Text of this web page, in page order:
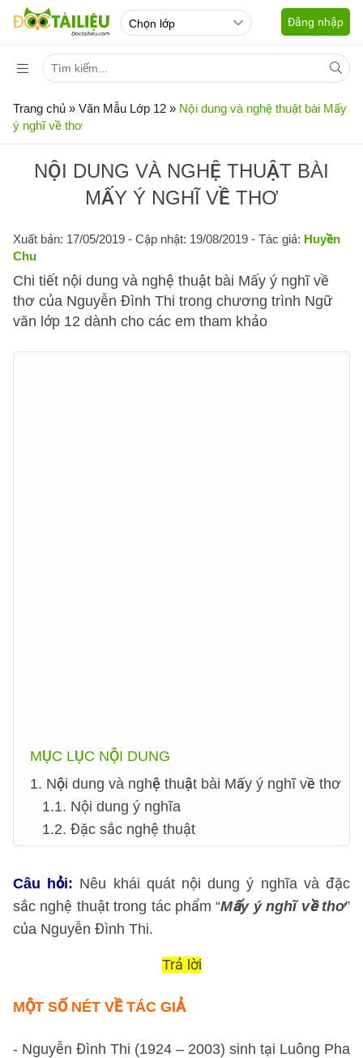
Đăng nhập
Trang chủ » Văn Mẫu Lớp 12 » Nội dung và nghệ thuật bài Mấy
ý nghĩ về thơ
NỘI DUNG VÀ NGHỆ THUẬT BÀI
MẤY Ý NGHĨ VỀ THƠ
Xuất bản: 17/05/2019 - Cập nhật: 19/08/2019 - Tác giả: Huyền
Chu
Chi tiết nội dung và nghệ thuật bài Mấy ý nghĩ về
thơ của Nguyễn Đình Thi trong chương trình Ngữ
văn lớp 12 dành cho các em tham khảo
MỤC LỤC NỘI DUNG
1. Nội dung và nghệ thuật bài Mấy ý nghĩ về thơ
1.1. Nội dung ý nghĩa
1.2. Đặc sắc nghệ thuật
Câu hỏi: Nêu khái quát nội dung ý nghĩa và đặc
sắc nghệ thuật trong tác phẩm “Mấy ý nghĩ về thơ”
của Nguyễn Đình Thi.
Trả lời
MỘT SỐ NÉT VỀ TÁC GIẢ
- Nguyễn Đình Thi (1924 – 2003) sinh tại Luông Pha